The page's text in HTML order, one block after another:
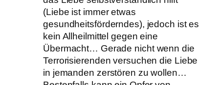
(Liebe ist immer etwas
gesundheitsförderndes), jedoch ist es
kein Allheilmittel gegen eine
Übermacht… Gerade nicht wenn die
Terrorisierenden versuchen die Liebe
in jemanden zerstören zu wollen…